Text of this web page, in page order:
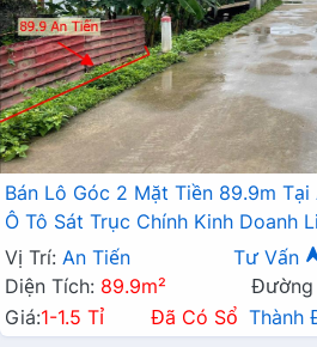
Bán Lô Góc 2 Mặt Tiền 89.9m
Ô Tô Sát Trục Chính Kinh Doanh
Vị Trí: An Tiến Tư Vấn
Diện Tích: 89.9m²
Đường
Giá:1-1.5 Tỉ Đã Có Sổ Thành